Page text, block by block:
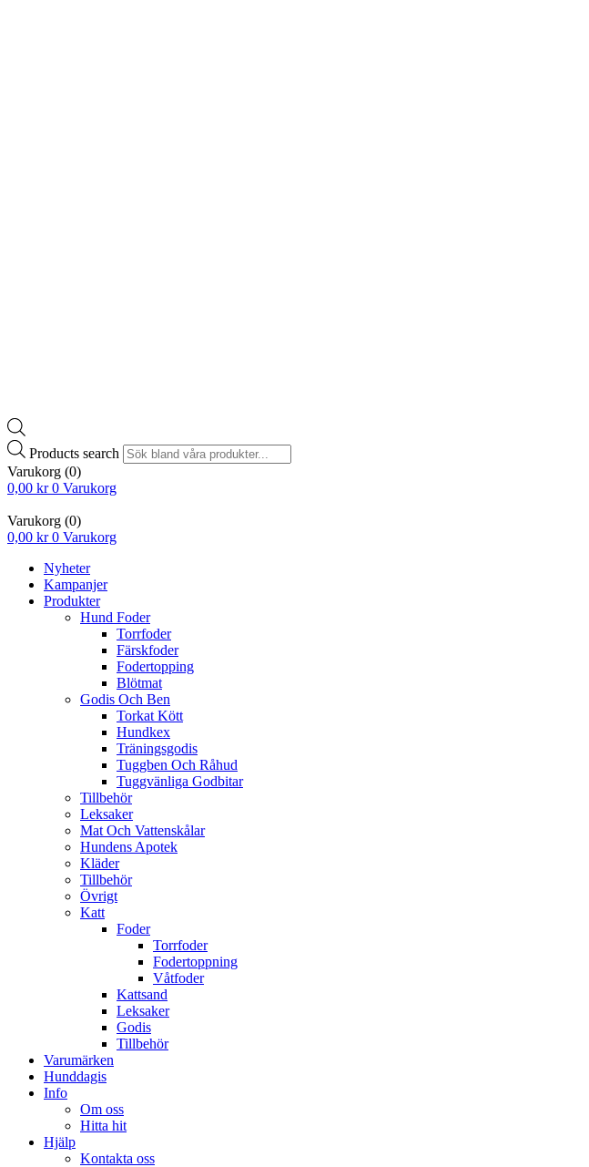
Products search
Varukorg (0)
0,00 kr 0 Varukorg
Varukorg (0)
0,00 kr 0 Varukorg
Nyheter
Kampanjer
Produkter
Hund Foder
Torrfoder
Färskfoder
Fodertopping
Blötmat
Godis Och Ben
Torkat Kött
Hundkex
Träningsgodis
Tuggben Och Råhud
Tuggvänliga Godbitar
Tillbehör
Leksaker
Mat Och Vattenskålar
Hundens Apotek
Kläder
Tillbehör
Övrigt
Katt
Foder
Torrfoder
Fodertoppning
Våtfoder
Kattsand
Leksaker
Godis
Tillbehör
Varumärken
Hunddagis
Info
Om oss
Hitta hit
Hjälp
Kontakta oss